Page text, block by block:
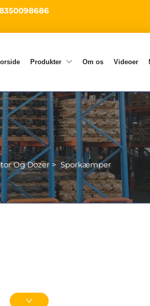
Produkter Om os Videoer
Og Dozer >Sporkæmper